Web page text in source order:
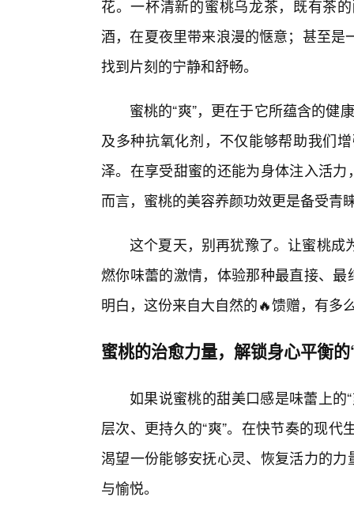
花。一杯清新的蜜桃乌龙茶，既有茶
酒，在夏夜里带来浪漫的惬意；甚至
找到片刻的宁静和舒畅。
蜜桃的“爽”，更在于它所蕴含的健
及多种抗氧化剂，不仅能够帮助我们
泽。在享受甜蜜的还能为身体注入活
而言，蜜桃的美容养颜功效更是备受青
这个夏天，别再犹豫了。让蜜桃成
燃你味蕾的激情，体验那种最直接、
明白，这份来自大自然的🔥馈赠，有多
蜜桃的治愈力量，解锁身心平衡
如果说蜜桃的甜美口感是味蕾上的
层次、更持久的“爽”。在快节奏的现
渴望一份能够安抚心灵、恢复活力的
与愉悦。